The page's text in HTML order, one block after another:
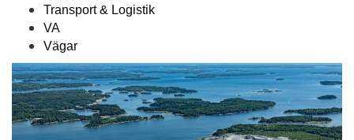
Transport & Logistik
VA
Vägar